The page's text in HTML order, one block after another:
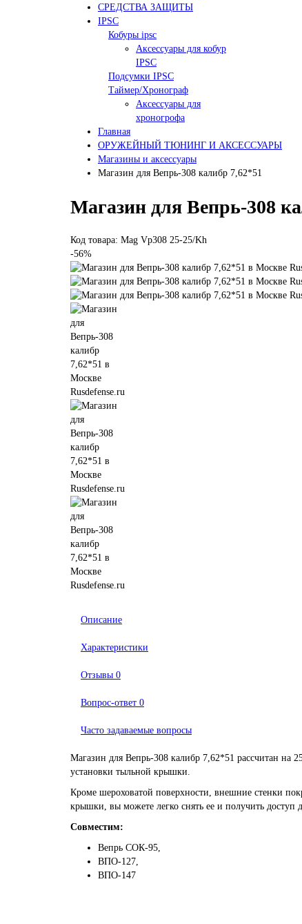
СРЕДСТВА ЗАЩИТЫ
IPSC
Кобуры ipsc
Аксессуары для кобур
IPSC
Подсумки IPSC
Таймер/Хронограф
Аксессуары для
хроногрофа
Главная
ОРУЖЕЙНЫЙ ТЮНИНГ И АКСЕССУАРЫ
Магазины и аксессуары
Магазин для Вепрь-308 калибр 7,62*51
Магазин для Вепрь-308
Код товара: Mag Vp308 25-25/Kh
-56%
Описание
Характеристики
Отзывы 0
Вопрос-ответ 0
Часто задаваемые вопросы
Магазин для Вепрь-308 калибр 7,62*51 рассчитан на
установки тыльной крышки.
Кроме шероховатой поверхности, внешние стенки
крышки, вы можете легко снять ее и получить доступ
Совместим:
Вепрь СОК-95,
ВПО-127,
ВПО-147